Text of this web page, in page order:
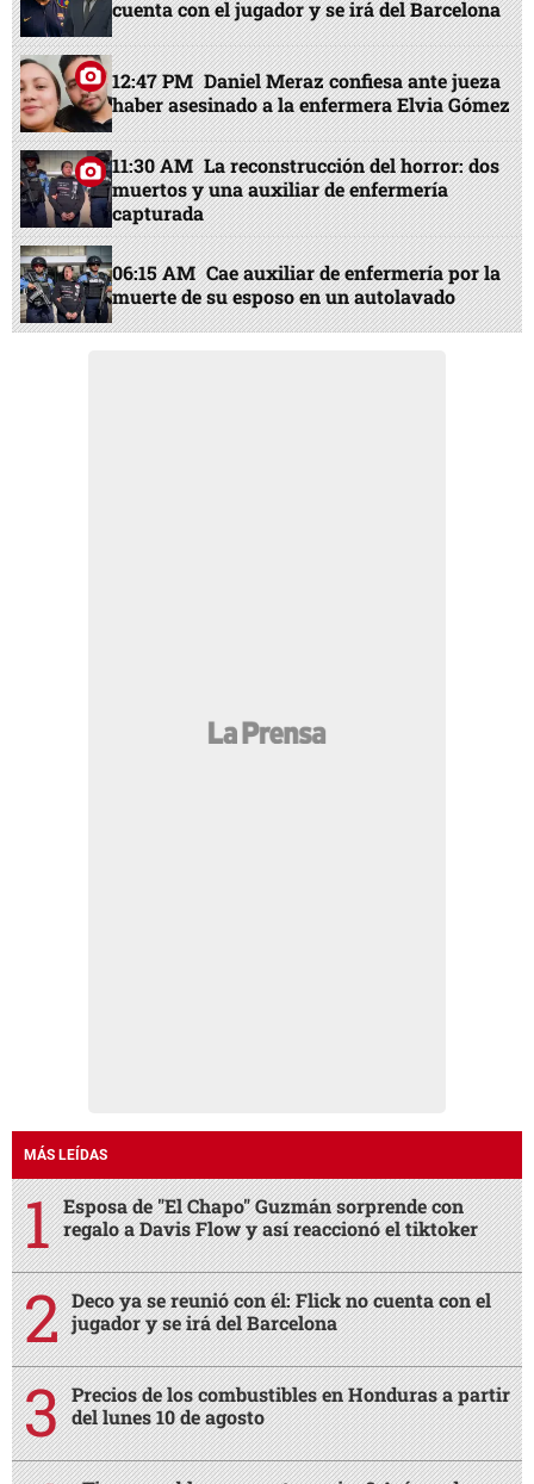
cuenta con el jugador y se irá del Barcelona
12:47 PM Daniel Meraz confiesa ante jueza
haber asesinado a la enfermera Elvia Gómez
11:30 AM La reconstrucción del horror: dos
muertos y una auxiliar de enfermería
capturada
06:15 AM Cae auxiliar de enfermería por la
muerte de su esposo en un autolavado
MÁS LEÍDAS
Esposa de "El Chapo" Guzmán sorprende con
regalo a Davis Flow y así reaccionó el tiktoker
Deco ya se reunió con él: Flick no cuenta con el
jugador y se irá del Barcelona
Precios de los combustibles en Honduras a partir
del lunes 10 de agosto